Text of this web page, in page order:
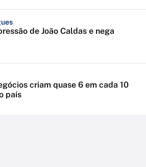
de João Caldas e nega
criam quase 6 em cada 10
país